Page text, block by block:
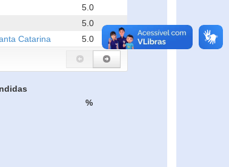
5.0
5.0
Catarina 5.0
%